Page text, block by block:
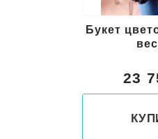
Букет
23